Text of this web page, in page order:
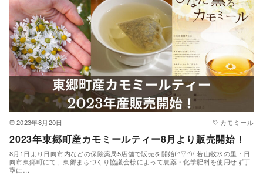
2023年8月20日 カモミール
2023年東郷町産カモミールティー8月より販売開始！
8月1日より日向市内などの保険薬局5店舗で販売を開始(^▽^)/ 若山牧水の里・日
向市東郷町にて、東郷まちづくり協議会様によって農薬・化学肥料を使用せず丁
寧に…